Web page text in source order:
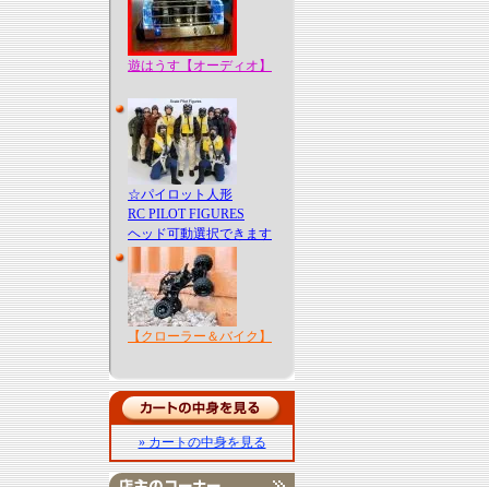
遊はうす【オーディオ】
☆パイロット人形
RC PILOT FIGURES
ヘッド可動選択できます
【クローラー＆バイク】
» カートの中身を見る